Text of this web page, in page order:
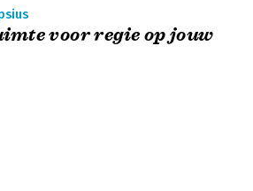
voor regie op jouw